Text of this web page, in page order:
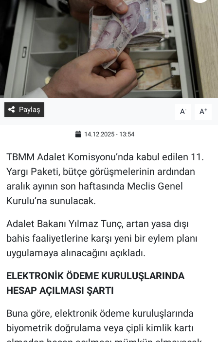
Paylaş A- A+
14.12.2025 - 13:54
TBMM Adalet Komisyonu’nda kabul edilen 11.
Yargı Paketi, bütçe görüşmelerinin ardından
aralık ayının son haftasında Meclis Genel
Kurulu’na sunulacak.
Adalet Bakanı Yılmaz Tunç, artan yasa dışı
bahis faaliyetlerine karşı yeni bir eylem planı
uygulamaya alınacağını açıkladı.
ELEKTRONİK ÖDEME KURULUŞLARINDA
HESAP AÇILMASI ŞARTI
Buna göre, elektronik ödeme kuruluşlarında
biyometrik doğrulama veya çipli kimlik kartı